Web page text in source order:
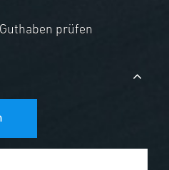
prüfen